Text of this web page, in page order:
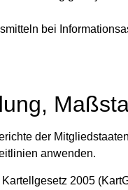
bei
der
anwenden.
Kartellgesetz 2005